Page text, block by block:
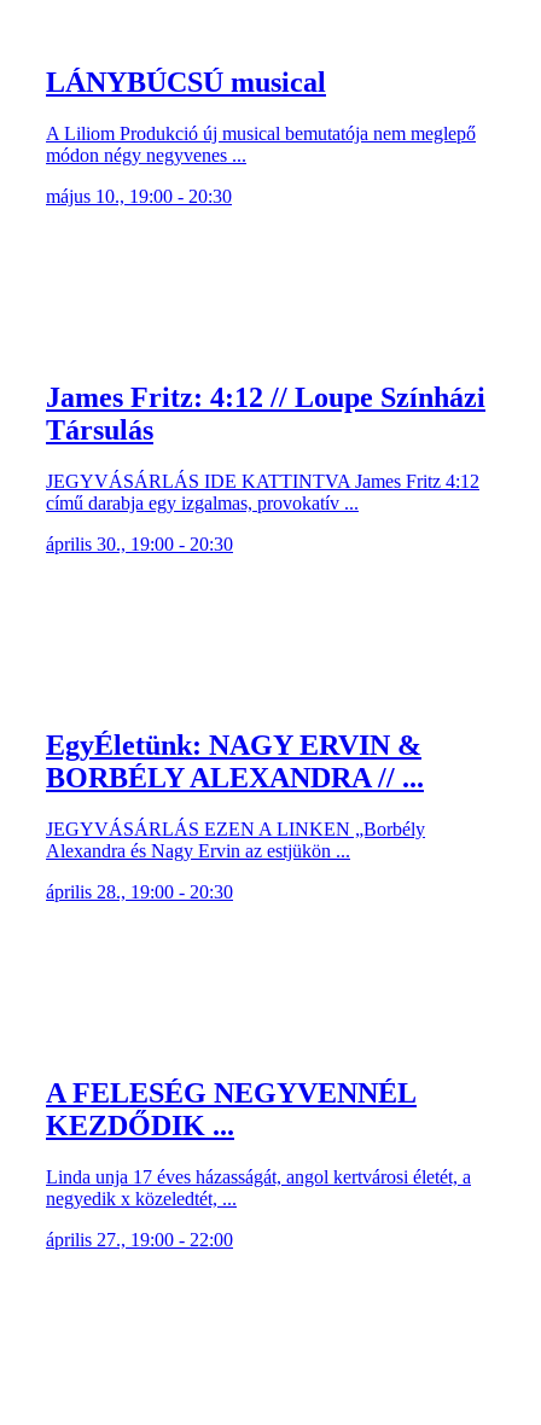
LÁNYBÚCSÚ musical
A Liliom Produkció új musical bemutatója nem meglepő
módon négy negyvenes ...
május 10., 19:00 - 20:30
James Fritz: 4:12 // Loupe Színházi
Társulás
JEGYVÁSÁRLÁS IDE KATTINTVA James Fritz 4:12
című darabja egy izgalmas, provokatív ...
április 30., 19:00 - 20:30
EgyÉletünk: NAGY ERVIN &
BORBÉLY ALEXANDRA // ...
JEGYVÁSÁRLÁS EZEN A LINKEN „Borbély
Alexandra és Nagy Ervin az estjükön ...
április 28., 19:00 - 20:30
A FELESÉG NEGYVENNÉL
KEZDŐDIK ...
Linda unja 17 éves házasságát, angol kertvárosi életét, a
negyedik x közeledtét, ...
április 27., 19:00 - 22:00